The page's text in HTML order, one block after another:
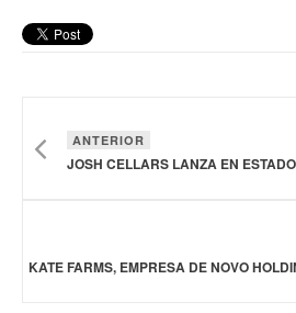
ANTERIOR